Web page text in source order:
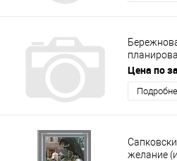
Цена по
желание